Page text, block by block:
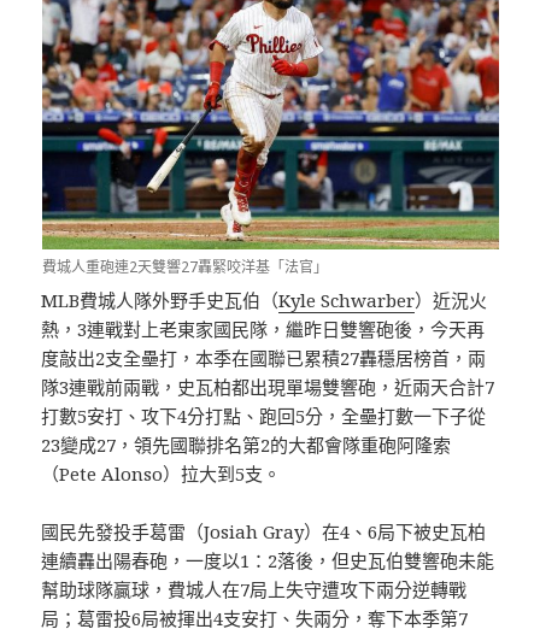
費城人重砲連2天雙響27轟緊咬洋基「法官」
MLB費城人隊外野手史瓦伯（Kyle Schwarber）近況火
熱，3連戰對上老東家國民隊，繼昨日雙響砲後，今天再
度敲出2支全壘打，本季在國聯已累積27轟穩居榜首，兩
隊3連戰前兩戰，史瓦柏都出現單場雙響砲，近兩天合計7
打數5安打、攻下4分打點、跑回5分，全壘打數一下子從
23變成27，領先國聯排名第2的大都會隊重砲阿隆索
（Pete Alonso）拉大到5支。
國民先發投手葛雷（Josiah Gray）在4、6局下被史瓦柏
連續轟出陽春砲，一度以1：2落後，但史瓦伯雙響砲未能
幫助球隊贏球，費城人在7局上失守遭攻下兩分逆轉戰
局；葛雷投6局被揮出4支安打、失兩分，奪下本季第7